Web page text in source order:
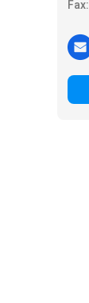
Fax: